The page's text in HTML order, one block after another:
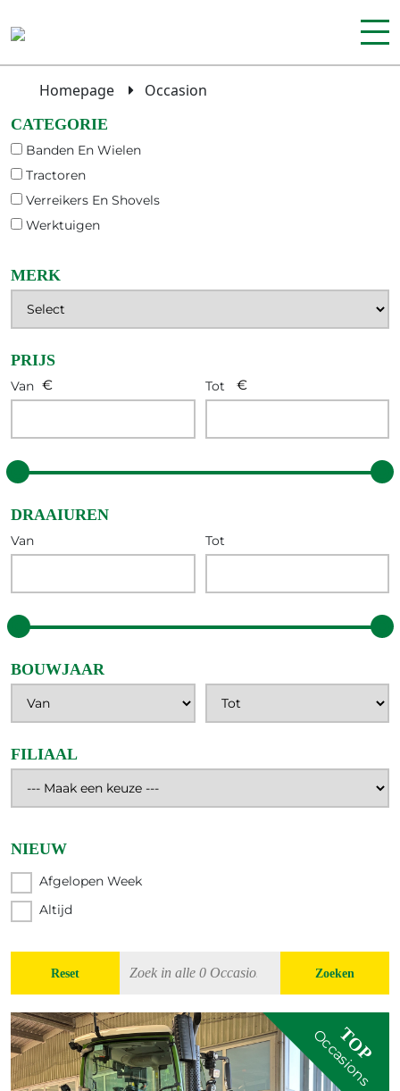
Homepage Occasion
CATEGORIE
Banden En Wielen
Tractoren
Verreikers En Shovels
Werktuigen
MERK
PRIJS
Van Tot
DRAAIUREN
Van Tot
BOUWJAAR
FILIAAL
NIEUW
Afgelopen Week
Altijd
Reset Zoeken
TOP
Occasions